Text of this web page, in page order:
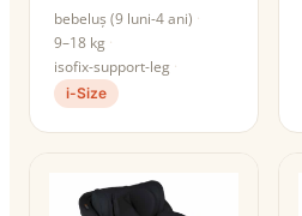
bebeluș (9 luni-4 ani)
9–18 kg
isofix-support-leg
i-Size